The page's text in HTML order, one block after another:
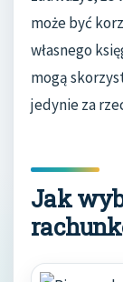
może być
własnego
mogą
jedynie za
Jak